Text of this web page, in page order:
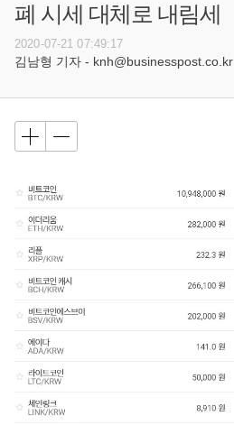
폐 시세 대체로 내림세
2020-07-21 07:49:17
김남형 기자 - knh@businesspost.co.kr